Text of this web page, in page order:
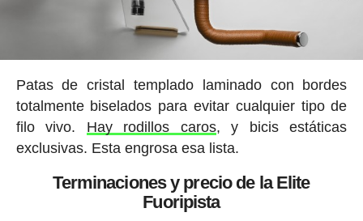
Patas de cristal templado laminado con bordes
totalmente biselados para evitar cualquier tipo de
filo vivo. Hay rodillos caros, y bicis estáticas
exclusivas. Esta engrosa esa lista.
Terminaciones y precio de la Elite
Fuoripista